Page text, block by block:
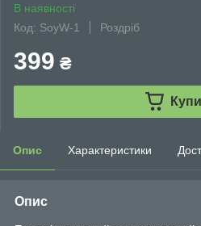
В наявності
Код: SoyW-1
Роздріб
399 ₴
Опис Характеристики
Опис